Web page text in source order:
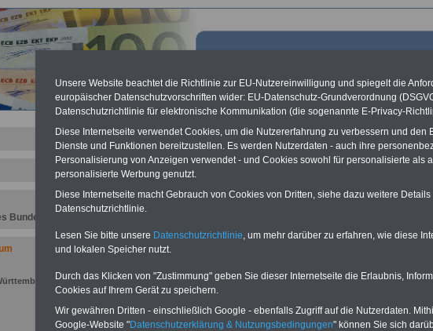
Bundes
Hamburgisches Reisekostengesetz (HmbRKG): § 10
...mit speziellen Angeboten zu Geldanlage, Kredite, Sparen,
Versichern:Vergleichen - Auswählen - Beste Konditionen
Unsere Website beachtet die Richtlinie zur EU-Nutzereinwilligung und spiegelt die
europäischer Datenschutzvorschriften wider: EU-Datenschutz-Grundverordnung
Datenschutzrichtlinie für elektronische Kommunikation (die sogenannte E-Privacy-
Diese Internetseite verwendet Cookies, um die Nutzererfahrung zu verbessern und den
Dienste und Funktionen bereitzustellen. Es werden Nutzerdaten - auch ihre
Personalisierung von Anzeigen verwendet - und Cookies sowohl für personalisierte als
personalisierte Werbung genutzt.
Diese Internetseite macht Gebrauch von Cookies von Dritten, siehe dazu weitere Details
Datenschutzrichtlinie.
Lesen Sie bitte unsere Datenschutzrichtlinie , um mehr darüber zu erfahren, wie diese
und lokalen Speicher nutzt.
Durch das Klicken von "Zustimmung" geben Sie dieser Internetseite die Erlaubnis,
Cookies auf Ihrem Gerät zu speichern.
Wir gewähren Dritten - einschließlich Google - ebenfalls Zugriff auf die Nutzerdaten.
Google-Website "Datenschutzerklärung & Nutzungsbedingungen" können Sie sich